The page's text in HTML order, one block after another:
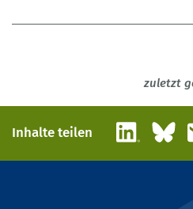
zuletzt
Inhalte teilen LinkedIn